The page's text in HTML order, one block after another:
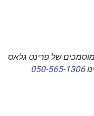
של פרינט גלאס
050-565-1306